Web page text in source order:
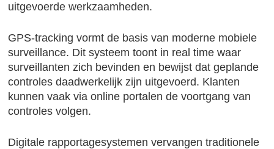
uitgevoerde werkzaamheden.
GPS-tracking vormt de basis van moderne mobiele
surveillance. Dit systeem toont in real time waar
surveillanten zich bevinden en bewijst dat geplande
controles daadwerkelijk zijn uitgevoerd. Klanten
kunnen vaak via online portalen de voortgang van
controles volgen.
Digitale rapportagesystemen vervangen traditionele